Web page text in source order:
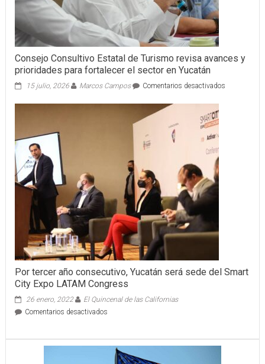
Consejo Consultivo Estatal de Turismo revisa avances y
prioridades para fortalecer el sector en Yucatán
15 julio, 2026 Marcos Campos Comentarios desactivadosen
Por tercer año consecutivo, Yucatán será sede del Smart
City Expo LATAM Congress
26 enero, 2022
El Quincenal de las Californias
Comentarios desactivadosen
consecutivo,